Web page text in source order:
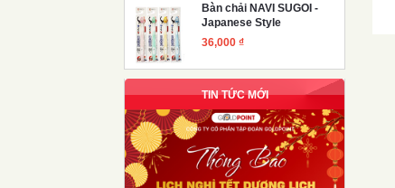
Bàn chải NAVI SUGOI -
Japanese Style
36,000 ₫
TIN TỨC MỚI